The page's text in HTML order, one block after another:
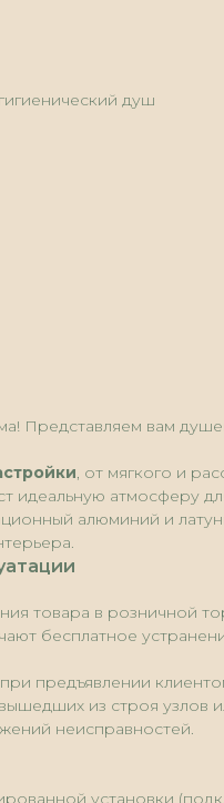
душ
Представляем вам
, от мягкого и
идеальную атмосферу
алюминий и
товара в розничной
бесплатное
предъявлении
из строя узлов
неисправностей.
установки